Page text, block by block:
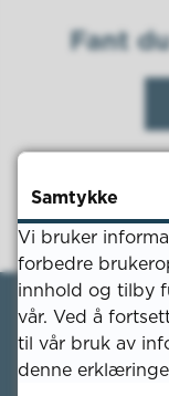
Fant
Samtykke
Vi bruker
forbedre
innhold og tilby
vår. Ved å
til vår bruk av
denne